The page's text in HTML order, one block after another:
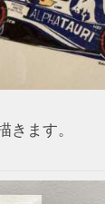
きます。